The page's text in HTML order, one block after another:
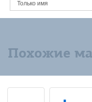
Похожие